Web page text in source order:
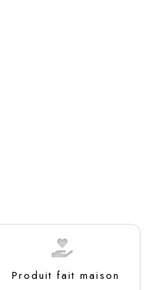
Produit fait maison